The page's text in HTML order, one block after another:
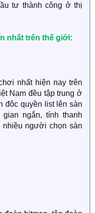
tư thành công ở thị
nhất trên thế giới:
nhất hiện nay trên
Nam đều tập trung ở
đôc quyền list lên sàn
ngắn, tính thanh
nhiều người chọn sàn